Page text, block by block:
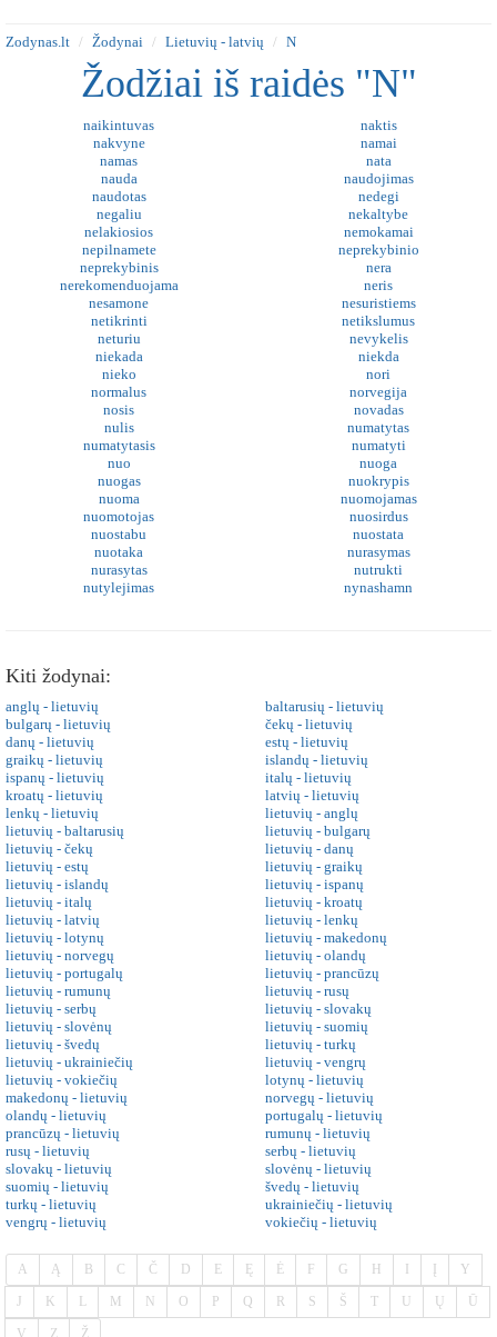
Zodynas.lt Žodynai Lietuvių - latvių N
Žodžiai iš raidės "N"
naikintuvas
naktis
nakvyne
namai
namas
nata
nauda
naudojimas
naudotas
nedegi
negaliu
nekaltybe
nelakiosios
nemokamai
nepilnamete
neprekybinio
neprekybinis
nera
nerekomenduojama
neris
nesamone
nesuristiems
netikrinti
netikslumus
neturiu
nevykelis
niekada
niekda
nieko
nori
normalus
norvegija
nosis
novadas
nulis
numatytas
numatytasis
numatyti
nuo
nuoga
nuogas
nuokrypis
nuoma
nuomojamas
nuomotojas
nuosirdus
nuostabu
nuostata
nuotaka
nurasymas
nurasytas
nutrukti
nutylejimas
nynashamn
Kiti žodynai:
anglų - lietuvių
baltarusių - lietuvių
bulgarų - lietuvių
čekų - lietuvių
danų - lietuvių
estų - lietuvių
graikų - lietuvių
islandų - lietuvių
ispanų - lietuvių
italų - lietuvių
kroatų - lietuvių
latvių - lietuvių
lenkų - lietuvių
lietuvių - anglų
lietuvių - baltarusių
lietuvių - bulgarų
lietuvių - čekų
lietuvių - danų
lietuvių - estų
lietuvių - graikų
lietuvių - islandų
lietuvių - ispanų
lietuvių - italų
lietuvių - kroatų
lietuvių - latvių
lietuvių - lenkų
lietuvių - lotynų
lietuvių - makedonų
lietuvių - norvegų
lietuvių - olandų
lietuvių - portugalų
lietuvių - prancūzų
lietuvių - rumunų
lietuvių - rusų
lietuvių - serbų
lietuvių - slovakų
lietuvių - slovėnų
lietuvių - suomių
lietuvių - švedų
lietuvių - turkų
lietuvių - ukrainiečių
lietuvių - vengrų
lietuvių - vokiečių
lotynų - lietuvių
makedonų - lietuvių
norvegų - lietuvių
olandų - lietuvių
portugalų - lietuvių
prancūzų - lietuvių
rumunų - lietuvių
rusų - lietuvių
serbų - lietuvių
slovakų - lietuvių
slovėnų - lietuvių
suomių - lietuvių
švedų - lietuvių
turkų - lietuvių
ukrainiečių - lietuvių
vengrų - lietuvių
vokiečių - lietuvių
A Ą B C Č D E Ę Ė F G H Y
J K L M N O P Q R S Š T U Ų Ū
V Z Ž